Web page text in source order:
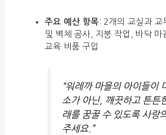
주요 예산 항목 : 2개의 교실과 교
및 벽체 공사, 지붕 작업, 바닥 마
교육 비품 구입
“워레까 마을의 아이들이
소가 아닌, 깨끗하고 튼튼
래를 꿈꿀 수 있도록 사랑
주세요.”